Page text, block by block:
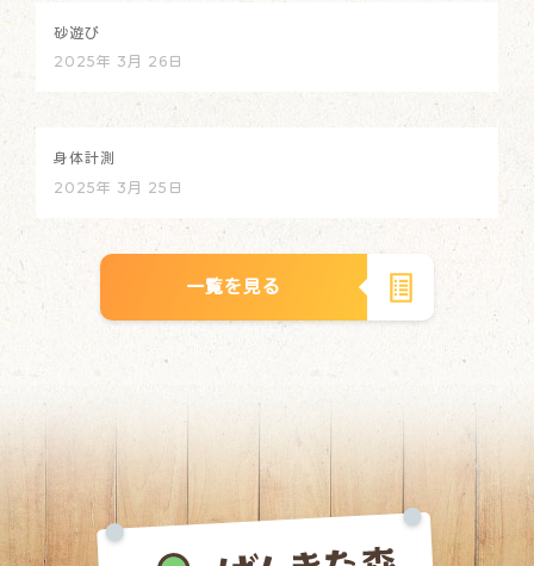
砂遊び
2025年 3月 26日
身体計測
2025年 3月 25日
一覧を見る